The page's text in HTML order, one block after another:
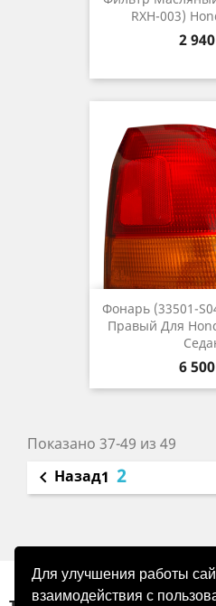
Для улучшения работы
взаимодействия с
RXH-003)
Цена
2
Фонарь (33501-
Правый Для
Цена
6
Показано 37-49 из 49
 Назад1 2